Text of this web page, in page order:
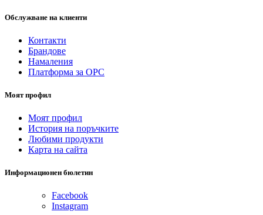
Обслужване на клиенти
Контакти
Брандове
Намаления
Платформа за ОРС
Моят профил
Моят профил
История на поръчките
Любими продукти
Карта на сайта
Информационен бюлетин
Facebook
Instagram